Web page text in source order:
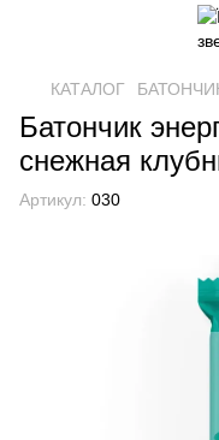
КАТАЛОГ
Батончик
снежная
Артикул: 030